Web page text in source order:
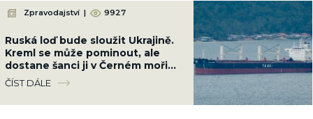
Zpravodajství | 9927
Ruská loď bude sloužit Ukrajině.
Kreml se může pominout, ale
dostane šanci ji v Černém moři
potopit
ČÍST DÁLE